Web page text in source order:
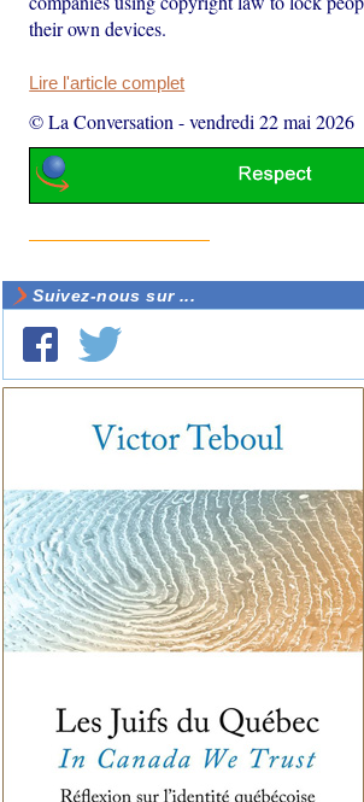
their own devices.
Lire l'article complet
© La Conversation -vendredi 22 mai 2026
Suivez-nous sur ...